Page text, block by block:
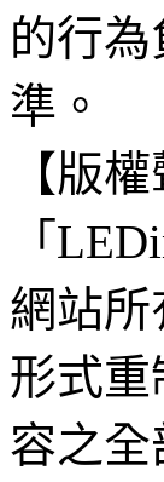
的行
準。
【版權
「
網站
形式
容之